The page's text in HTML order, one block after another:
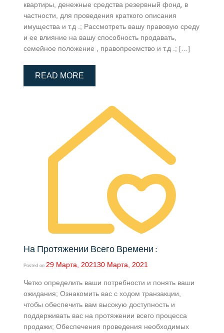
квартиры, денежные средства резервный фонд, в
частности, для проведения краткого описания
имущества и т.д .; Рассмотреть вашу правовую среду
и ее влияние на вашу способность продавать,
семейное положение , правопреемство и т.д .; […]
READ MORE
На Протяжении Всего Времени :
Posted on 29 Марта, 202130 Марта, 2021
Четко определить ваши потребности и понять ваши
ожидания; Ознакомить вас с ходом транзакции,
чтобы обеспечить вам высокую доступность и
поддерживать вас на протяжении всего процесса
продажи; Обеспечения проведения необходимых